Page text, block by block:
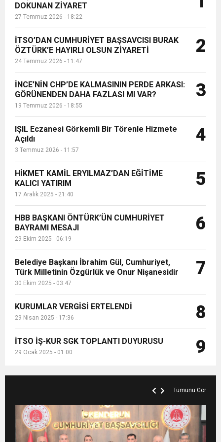
ve Onur Nişanesidir
6:19 HBB BAŞKANI ÖNTÜRK’ÜN
CUMHURİYET BAYRAMI MESAJI
17:36 KURUMLAR VERGİSİ ERTELENDİ
1:00 İTSO İŞ-KUR SGK TOPLANTI
21:40 CEYLANDERE’DE BAŞKAN EMRAH
18:22
GÖNÜLLERE DOKUNAN ZİYARET
törenle açıldı. Eczacı Işıl Demirel, etik
DOKUNAN ZİYARET
27 Temmuz 2026 - 18:22
İTSO’DAN CUMHURİYET BAŞSAVCISI BURAK
ÖZTÜRK’E HAYIRLI OLSUN ZİYARETİ
24 Temmuz 2026 - 11:47
2
İNCE’NİN CHP’DE KALMASININ PERDE ARKASI:
GÖRÜNENDEN DAHA FAZLASI MI VAR?
19 Temmuz 2026 - 18:55
3
IŞIL Eczanesi Görkemli Bir Törenle Hizmete
Açıldı
3 Temmuz 2026 - 11:57
4
HİKMET KAMİL ERYILMAZ’DAN EĞİTİME
KALICI YATIRIM
17 Aralık 2025 - 21:40
5
HBB BAŞKANI ÖNTÜRK’ÜN CUMHURİYET
BAYRAMI MESAJI
29 Ekim 2025 - 06:19
6
Belediye Başkanı İbrahim Gül, Cumhuriyet,
Türk Milletinin Özgürlük ve Onur Nişanesidir
30 Ekim 2025 - 03:47
7
KURUMLAR VERGİSİ ERTELENDİ
29 Nisan 2025 - 17:36 8
İTSO İŞ-KUR SGK TOPLANTI DUYURUSU
29 Ocak 2025 - 01:00 9
Tümünü Gör